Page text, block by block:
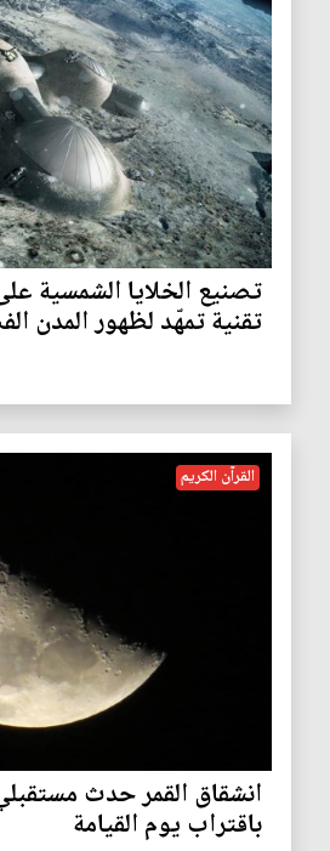
تصنيع الخلايا الشمسية
تقنية تمهّد لظهور المدن
القرآن الكريم
انشقاق القمر حدث
باقتراب يوم القيامة